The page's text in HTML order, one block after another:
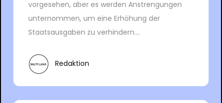
vorgesehen, aber es werden Anstrengungen
unternommen, um eine Erhöhung der
Staatsausgaben zu verhindern....
Redaktion